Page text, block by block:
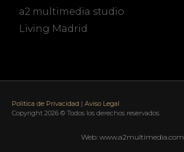
a2 multimedia studio
Living Madrid
Política de Privacidad | Aviso Legal
Copyright 2026 © Todos los derechos reservados.
Web: www.a2multimedia.com